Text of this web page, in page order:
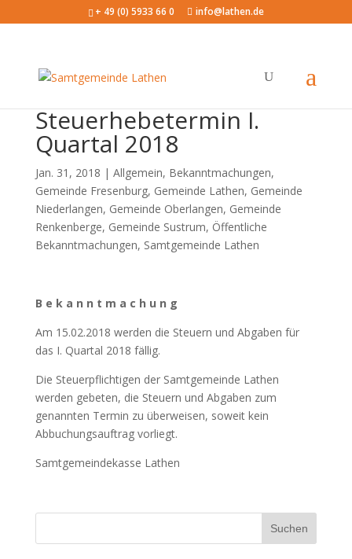
+ 49 (0) 5933 66 0 info@lathen.de
Steuerhebetermin I.
Quartal 2018
Jan. 31, 2018 | Allgemein, Bekanntmachungen,
Gemeinde Fresenburg, Gemeinde Lathen, Gemeinde
Niederlangen, Gemeinde Oberlangen, Gemeinde
Renkenberge, Gemeinde Sustrum, Öffentliche
Bekanntmachungen, Samtgemeinde Lathen
B e k a n n t m a c h u n g
Am 15.02.2018 werden die Steuern und Abgaben für
das I. Quartal 2018 fällig.
Die Steuerpflichtigen der Samtgemeinde Lathen
werden gebeten, die Steuern und Abgaben zum
genannten Termin zu überweisen, soweit kein
Abbuchungsauftrag vorliegt.
Samtgemeindekasse Lathen